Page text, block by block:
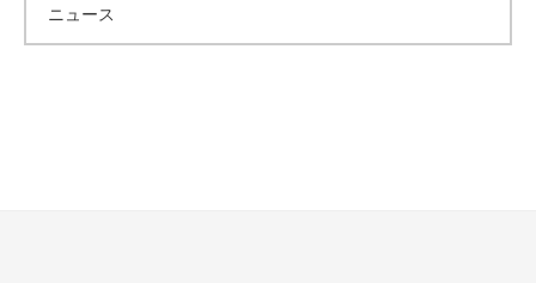
イ
ニュース